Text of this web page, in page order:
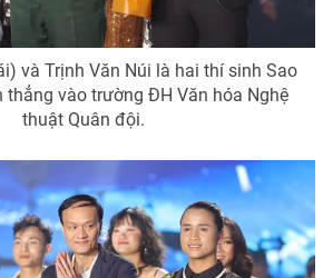
và Trịnh Văn Núi là hai thí sinh Sao
thẳng vào trường ĐH Văn hóa Nghệ
thuật Quân đội.